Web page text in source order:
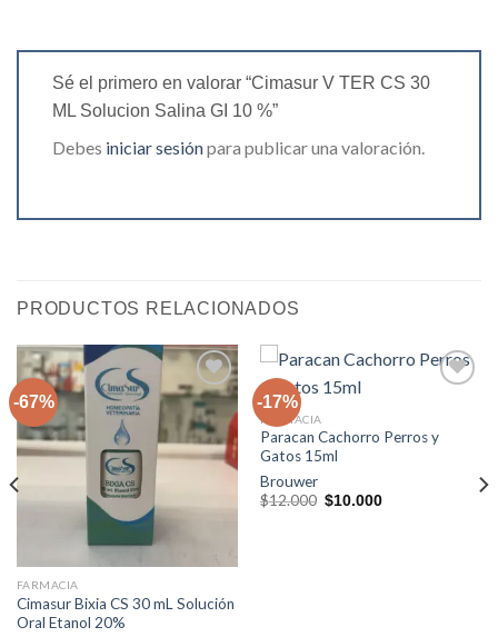
Sé el primero en valorar “Cimasur V TER CS 30
ML Solucion Salina GI 10 %”
Debes iniciar sesiónpara publicar una valoración.
PRODUCTOS RELACIONADOS
-67%
Agregar
a la lista
FARMACIA
Cimasur Bixia CS 30 mL Solución
Oral Etanol 20%
-17%
Agregar
FARMACIA
Paracan Cachorro Perros y
Gatos 15ml
Brouwer
$12.000 El
$10.000El